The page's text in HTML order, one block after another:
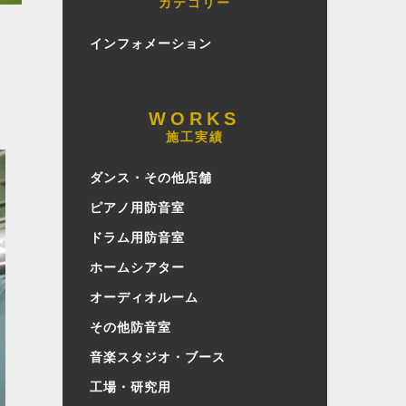
インフォメーション
施工実績
ダンス・その他店舗
ピアノ用防音室
ドラム用防音室
ホームシアター
オーディオルーム
その他防音室
音楽スタジオ・ブース
工場・研究用